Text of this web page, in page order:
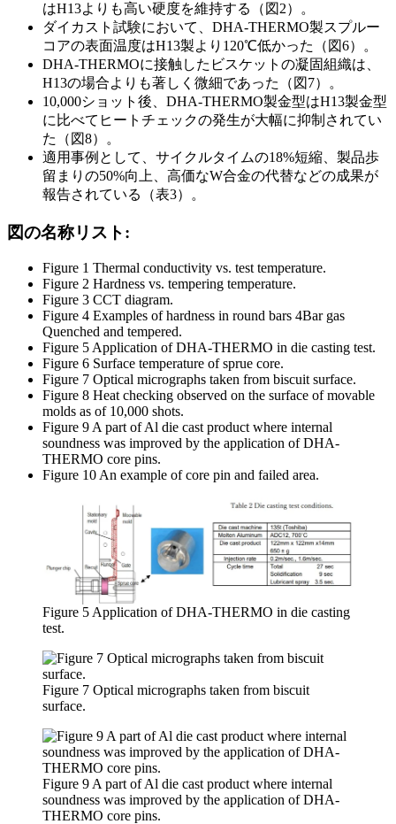
はH13よりも高い硬度を維持する（図2）。
ダイカスト試験において、DHA-THERMO製スプルー
コアの表面温度はH13製より120℃低かった（図6）。
DHA-THERMOに接触したビスケットの凝固組織は、
H13の場合よりも著しく微細であった（図7）。
10,000ショット後、DHA-THERMO製金型はH13製金型
に比べてヒートチェックの発生が大幅に抑制されてい
た（図8）。
適用事例として、サイクルタイムの18%短縮、製品歩
留まりの50%向上、高価なW合金の代替などの成果が
報告されている（表3）。
図の名称リスト:
Figure 1 Thermal conductivity vs. test temperature.
Figure 2 Hardness vs. tempering temperature.
Figure 3 CCT diagram.
Figure 4 Examples of hardness in round bars 4Bar gas
Quenched and tempered.
Figure 5 Application of DHA-THERMO in die casting test.
Figure 6 Surface temperature of sprue core.
Figure 7 Optical micrographs taken from biscuit surface.
Figure 8 Heat checking observed on the surface of movable
molds as of 10,000 shots.
Figure 9 A part of Al die cast product where internal
soundness was improved by the application of DHA-
THERMO core pins.
Figure 10 An example of core pin and failed area.
Figure 5 Application of DHA-THERMO in die casting
test.
Figure 7 Optical micrographs taken from biscuit
surface.
Figure 9 A part of Al die cast product where internal
soundness was improved by the application of DHA-
THERMO core pins.